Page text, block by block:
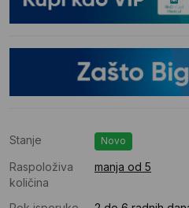
Stanje Novo
Raspoloživa
količina
manja od 5